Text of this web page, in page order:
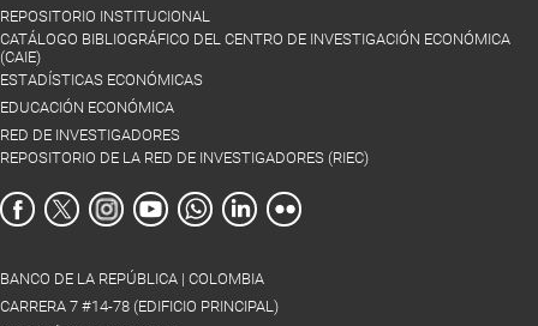
REPOSITORIO INSTITUCIONAL
CATÁLOGO BIBLIOGRÁFICO DEL CENTRO DE INVESTIGACIÓN ECONÓMICA
(CAIE)
ESTADÍSTICAS ECONÓMICAS
EDUCACIÓN ECONÓMICA
RED DE INVESTIGADORES
REPOSITORIO DE LA RED DE INVESTIGADORES (RIEC)
BANCO DE LA REPÚBLICA | COLOMBIA
CARRERA 7 #14-78 (EDIFICIO PRINCIPAL)